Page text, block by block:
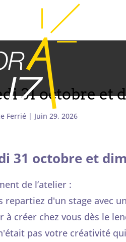
31 octobre et
Ferrié | Juin 29, 2026
31 octobre et
de l’atelier :
repartiez d'un stage avec
à créer chez vous dès le
pas votre créativité